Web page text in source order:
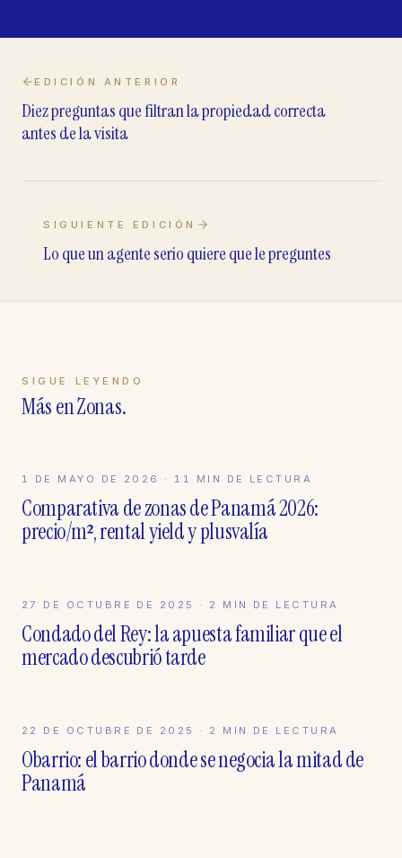
EDICIÓN ANTERIOR
Diez preguntas que filtran la propiedad correcta
antes de la visita
SIGUIENTE EDICIÓN
Lo que un agente serio quiere que le preguntes
SIGUE LEYENDO
Más enZonas.
ZONAS
1 DE MAYO DE 2026 · 11 MIN DE LECTURA
Comparativa de zonas de Panamá 2026:
precio/m², rental yield y plusvalía
ZONAS
27 DE OCTUBRE DE 2025 · 2 MIN DE LECTURA
Condado del Rey: la apuesta familiar que el
mercado descubrió tarde
ZONAS
22 DE OCTUBRE DE 2025 · 2 MIN DE LECTURA
Obarrio: el barrio donde se negocia la mitad de
Panamá